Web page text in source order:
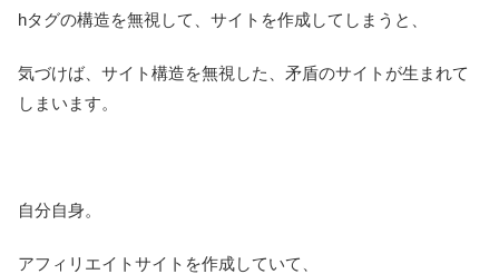
hタグの構造を無視して、サイトを作成してしまうと、
気づけば、サイト構造を無視した、矛盾のサイトが生まれて
しまいます。
自分自身。
アフィリエイトサイトを作成していて、